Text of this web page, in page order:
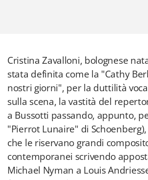
Cristina Zavalloni, bolognese
stata definita come la "Cathy
nostri giorni", per la duttilità
sulla scena, la vastità del
a Bussotti passando, appunto,
"Pierrot Lunaire" di
che le riservano grandi
contemporanei scrivendo
Michael Nyman a Louis